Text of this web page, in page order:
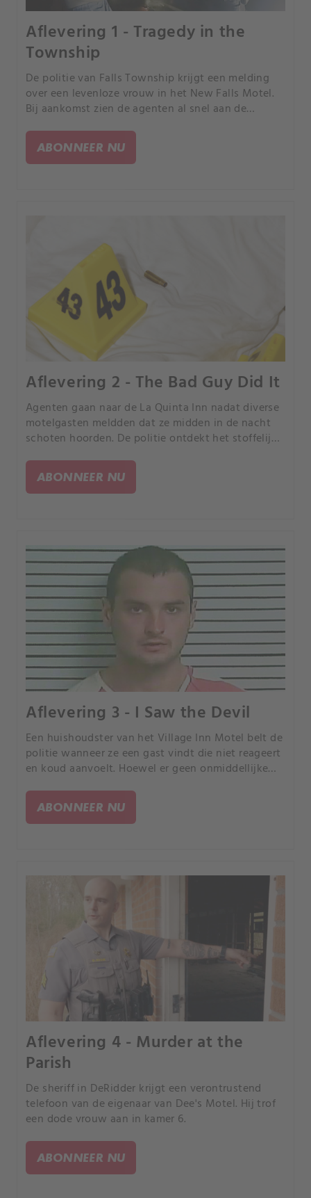
Aflevering 1 - Tragedy in the
Township
De politie van Falls Township krijgt een melding
over een levenloze vrouw in het New Falls Motel.
Bij aankomst zien de agenten al snel aan de
een hartstilstand zou hebben gehad niet klopt.
ABONNEER NU
Aflevering 2 - The Bad Guy Did It
Agenten gaan naar de La Quinta Inn nadat diverse
motelgasten meldden dat ze midden in de nacht
schoten hoorden. De politie ontdekt het stoffelijk
neergeschoten en ter plaatse dood is verklaard.
ABONNEER NU
Aflevering 3 - I Saw the Devil
Een huishoudster van het Village Inn Motel belt de
politie wanneer ze een gast vindt die niet reageert
en koud aanvoelt. Hoewel er geen onmiddellijke
bevestigt de autopsie dat de doodsoorzaak moord
was.
ABONNEER NU
Aflevering 4 - Murder at the
Parish
De sheriff in DeRidder krijgt een verontrustend
telefoon van de eigenaar van Dee's Motel. Hij trof
een dode vrouw aan in kamer 6.
ABONNEER NU